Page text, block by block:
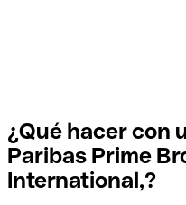
¿Qué hacer con
Paribas Prime
International,?